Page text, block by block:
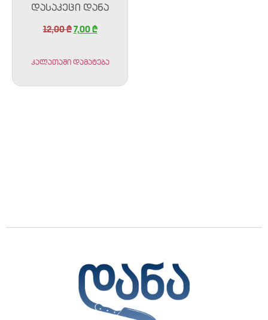
ᲓᲐᲡᲐᲙᲔᲪᲘ ᲓᲐᲜᲐ
12,00₾7,00₾
კალათაში დამატება